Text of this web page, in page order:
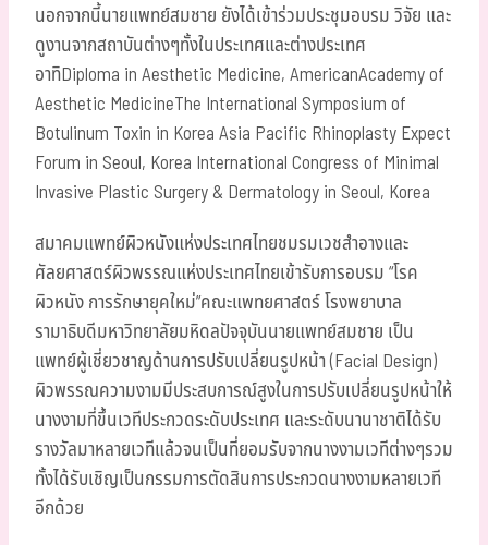
นอกจากนี้นายแพทย์สมชาย ยังได้เข้าร่วมประชุมอบรม วิจัย และ
ดูงานจากสถาบันต่างๆทั้งในประเทศและต่างประเทศ
อาทิDiploma in Aesthetic Medicine, AmericanAcademy of
Aesthetic MedicineThe International Symposium of
Botulinum Toxin in Korea Asia Pacific Rhinoplasty Expect
Forum in Seoul, Korea International Congress of Minimal
Invasive Plastic Surgery & Dermatology in Seoul, Korea
สมาคมแพทย์ผิวหนังแห่งประเทศไทยชมรมเวชสำอางและ
ศัลยศาสตร์ผิวพรรณแห่งประเทศไทยเข้ารับการอบรม “โรค
ผิวหนัง การรักษายุคใหม่”คณะแพทยศาสตร์ โรงพยาบาล
รามาธิบดีมหาวิทยาลัยมหิดลปัจจุบันนายแพทย์สมชาย เป็น
แพทย์ผู้เชี่ยวชาญด้านการปรับเปลี่ยนรูปหน้า (Facial Design)
ผิวพรรณความงามมีประสบการณ์สูงในการปรับเปลี่ยนรูปหน้าให้
นางงามที่ขึ้นเวทีประกวดระดับประเทศ และระดับนานาชาติได้รับ
รางวัลมาหลายเวทีแล้วจนเป็นที่ยอมรับจากนางงามเวทีต่างๆรวม
ทั้งได้รับเชิญเป็นกรรมการตัดสินการประกวดนางงามหลายเวที
อีกด้วย